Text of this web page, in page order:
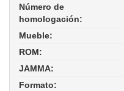
Número de
homologación:
Mueble:
ROM:
JAMMA:
Formato: